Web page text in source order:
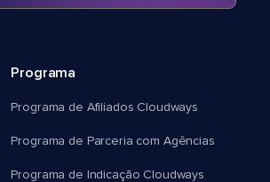
Programa
Programa de Afiliados Cloudways
Programa de Parceria com Agências
Programa de Indicação Cloudways